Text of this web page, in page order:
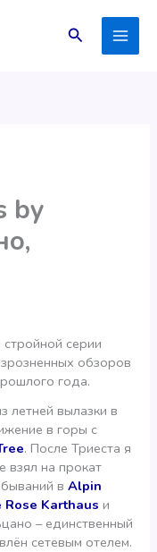
Поиск
by
серии
обзоров
года.
летней вылазки в
в горы c
. После Триеста я
взял на прокат
вAlpin
Rose Karthaus и
– единственный
сетевым отелем.